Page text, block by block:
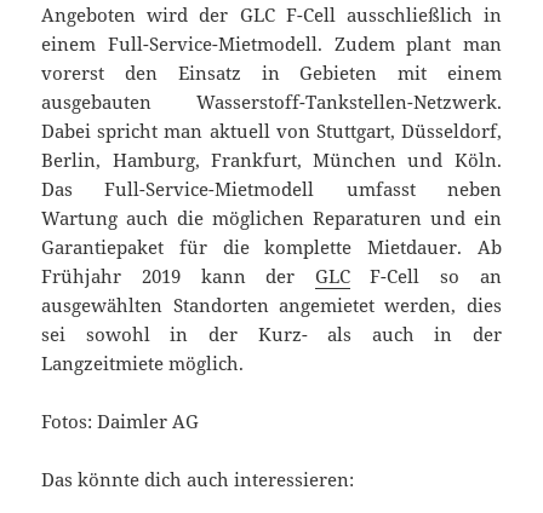
Angeboten wird der GLC F-Cell ausschließlich in
einem Full-Service-Mietmodell. Zudem plant man
vorerst den Einsatz in Gebieten mit einem
ausgebauten Wasserstoff-Tankstellen-Netzwerk.
Dabei spricht man aktuell von Stuttgart, Düsseldorf,
Berlin, Hamburg, Frankfurt, München und Köln.
Das Full-Service-Mietmodell umfasst neben
Wartung auch die möglichen Reparaturen und ein
Garantiepaket für die komplette Mietdauer. Ab
Frühjahr 2019 kann der GLCF-Cell so an
ausgewählten Standorten angemietet werden, dies
sei sowohl in der Kurz- als auch in der
Langzeitmiete möglich.
Fotos: Daimler AG
Das könnte dich auch interessieren: